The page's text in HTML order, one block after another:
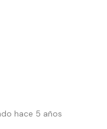
hace 5 años